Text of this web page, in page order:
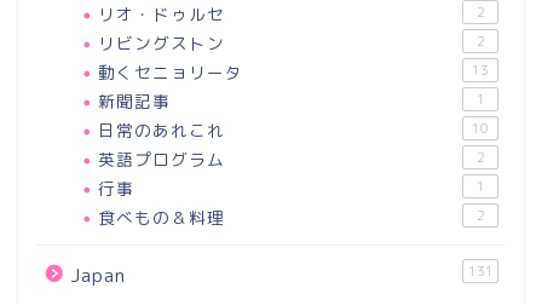
リオ・ドゥルセ 2
リビングストン 2
動くセニョリータ 13
新聞記事 1
日常のあれこれ 10
英語プログラム 2
行事 1
食べもの＆料理 2
Japan 131